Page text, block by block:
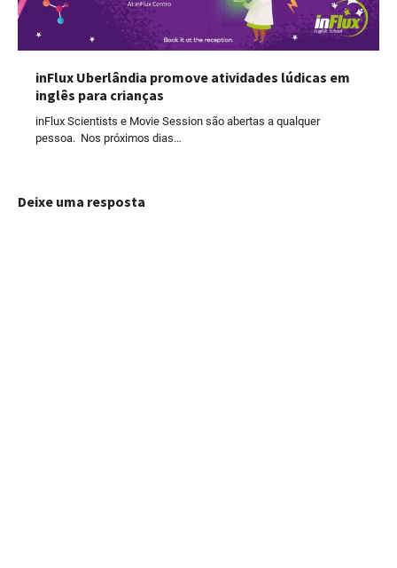
inFlux Uberlândia promove atividades lúdicas em
inglês para crianças
inFlux Scientists e Movie Session são abertas a qualquer
pessoa. Nos próximos dias…
Deixe uma resposta